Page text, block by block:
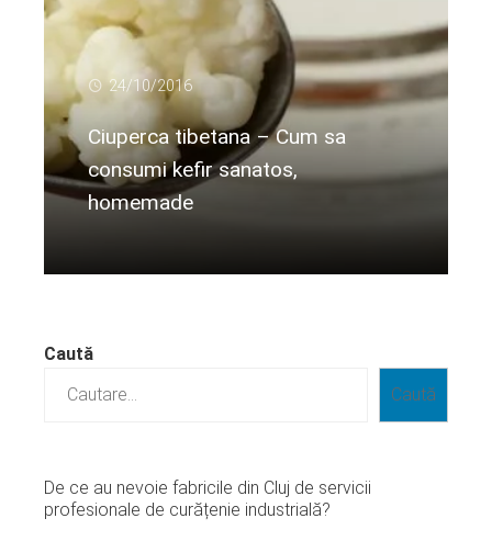
24/10/2016
Ciuperca tibetana – Cum sa
consumi kefir sanatos,
homemade
Caută
Caută
De ce au nevoie fabricile din Cluj de servicii
profesionale de curățenie industrială?